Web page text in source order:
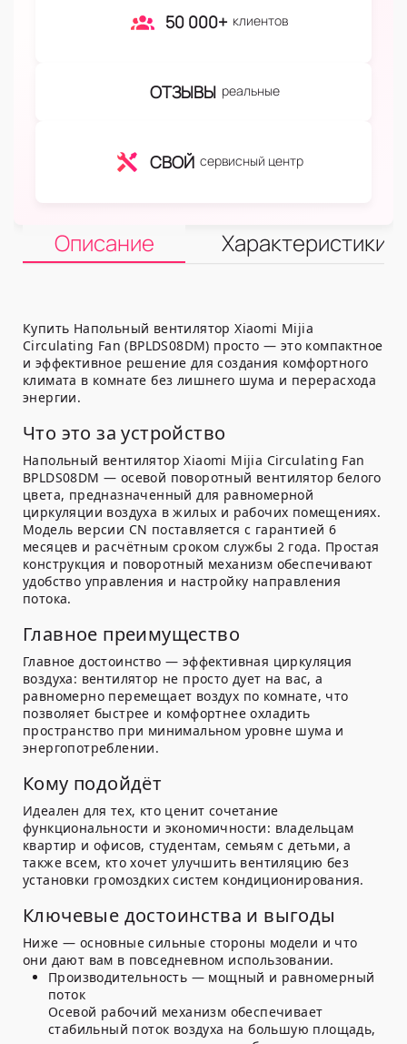
50 000+ клиентов
ОТЗЫВЫ реальные
СВОЙ сервисный центр
Описание Характеристики
Купить Напольный вентилятор Xiaomi Mijia
Circulating Fan (BPLDS08DM) просто — это компактное
и эффективное решение для создания комфортного
климата в комнате без лишнего шума и перерасхода
энергии.
Что это за устройство
Напольный вентилятор Xiaomi Mijia Circulating Fan
BPLDS08DM — осевой поворотный вентилятор белого
цвета, предназначенный для равномерной
циркуляции воздуха в жилых и рабочих помещениях.
Модель версии CN поставляется с гарантией 6
месяцев и расчётным сроком службы 2 года. Простая
конструкция и поворотный механизм обеспечивают
удобство управления и настройку направления
потока.
Главное преимущество
Главное достоинство — эффективная циркуляция
воздуха: вентилятор не просто дует на вас, а
равномерно перемещает воздух по комнате, что
позволяет быстрее и комфортнее охладить
пространство при минимальном уровне шума и
энергопотреблении.
Кому подойдёт
Идеален для тех, кто ценит сочетание
функциональности и экономичности: владельцам
квартир и офисов, студентам, семьям с детьми, а
также всем, кто хочет улучшить вентиляцию без
установки громоздких систем кондиционирования.
Ключевые достоинства и выгоды
Ниже — основные сильные стороны модели и что
они дают вам в повседневном использовании.
Производительность — мощный и равномерный
поток
Осевой рабочий механизм обеспечивает
стабильный поток воздуха на большую площадь,